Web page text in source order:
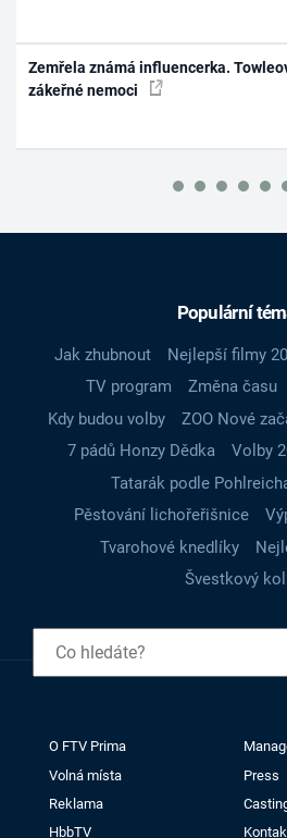
Zemřela známá influencerka.
zákeřné nemoci
Populární
Jak zhubnout Nejlepší filmy
TV program
Změna času
Kdy budou volby
ZOO Nové
7 pádů Honzy Dědka
Volby
Tatarák podle
Pěstování lichořeřišnice
Tvarohové knedlíky
Švestkový
O FTV Prima
Volná místa
Press
Reklama
HbbTV